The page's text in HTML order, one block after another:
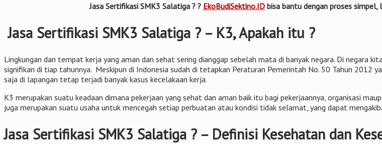
Jasa Sertifikasi SMK3 Salatiga ? ? EkoBudiSektino.ID bisa bantu dengan proses
Jasa Sertifikasi SMK3 Salatiga ? – K3, Apakah itu ?
Lingkungan dan tempat kerja yang aman dan sehat sering dianggap sebelah mata di banyak negara. Di negara
signifikan di tiap tahunnya. Meskipun di Indonesia sudah di tetapkan Peraturan Pemerintah No. 50 Tahun 2012
saja di lapangan tetap terjadi banyak kasus kecelakaan kerja.
K3 merupakan suatu keadaan dimana pekerjaan yang sehat dan aman baik itu bagi pekerjaannya, organisasi
juga merupakan suatu usaha untuk mencegah setiap perbuatan atau kondisi tidak selamat, yang dapat
Jasa Sertifikasi SMK3 Salatiga ? – Definisi Kesehatan dan